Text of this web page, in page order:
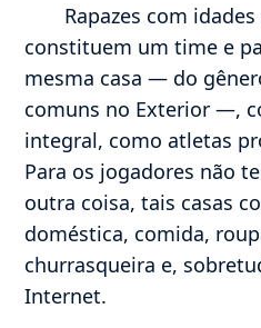
Rapazes com
constituem um time e
mesma casa — do
comuns no Exterior —,
integral, como atletas
Para os jogadores não
outra coisa, tais casas
doméstica, comida,
churrasqueira e,
Internet.